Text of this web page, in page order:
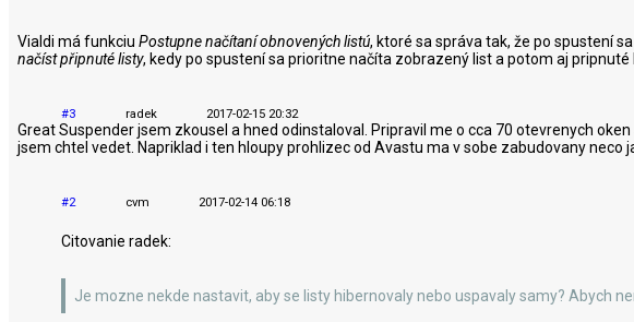
Vialdi má funkciu Postupne načítaní obnovených listú, ktoré sa správa tak, že po spustení
načíst připnuté listy, kedy po spustení sa prioritne načíta zobrazený list a potom aj pripnuté
#3 radek 2017-02-15 20:32
Great Suspender jsem zkousel a hned odinstaloval. Pripravil me o cca 70 otevrenych
jsem chtel vedet. Napriklad i ten hloupy prohlizec od Avastu ma v sobe zabudovany
#2 cvm 2017-02-14 06:18
Citovanie radek:
Je mozne nekde nastavit, aby se listy hibernovaly nebo uspavaly samy? Abych